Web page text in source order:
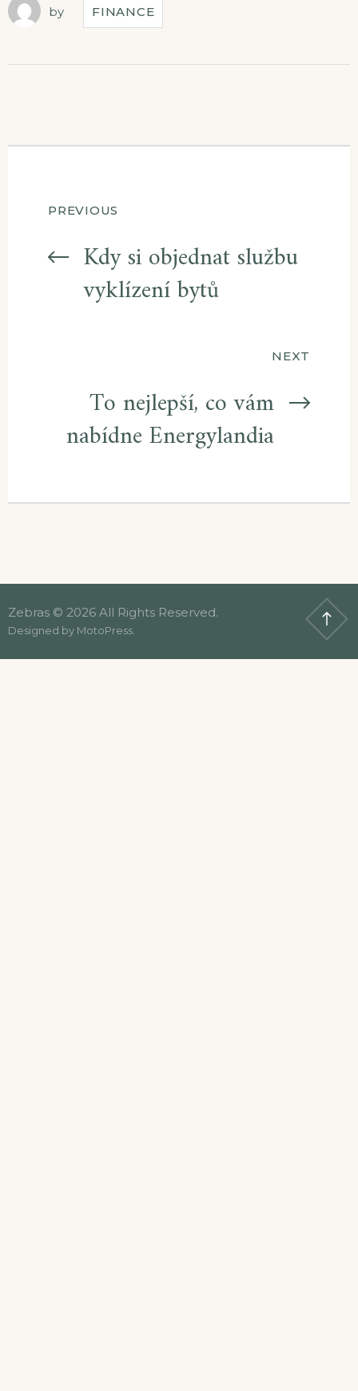
by FINANCE
Navigace
pro
příspěvek
PREVIOUS
Kdy si objednat službu
vyklízení bytů
NEXT
To nejlepší, co vám
nabídne Energylandia
Zebras © 2026 All Rights Reserved.
Designed by MotoPress